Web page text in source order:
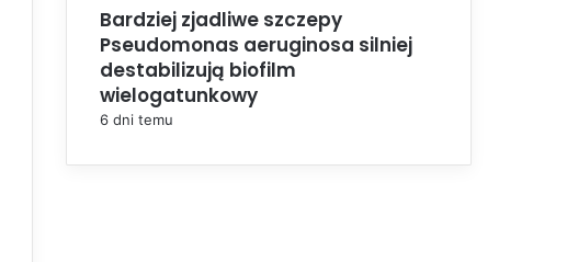
Bardziej zjadliwe szczepy
Pseudomonas aeruginosa silniej
destabilizują biofilm
wielogatunkowy
6 dni temu